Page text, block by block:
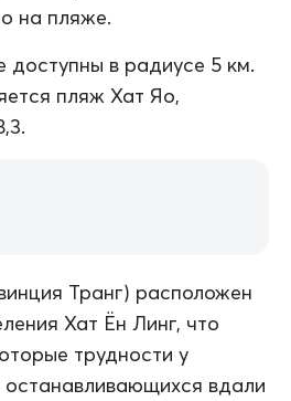
на пляже.
в радиусе 5 км.
пляж Хат Яо,
Транг) расположен
Хат Ён Линг, что
трудности у
останавливающихся вдали